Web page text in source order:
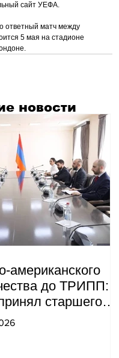
сайт УЕФА.
ответный матч между
5 мая на стадионе
новости
американского
до ТРИПП:
старшего